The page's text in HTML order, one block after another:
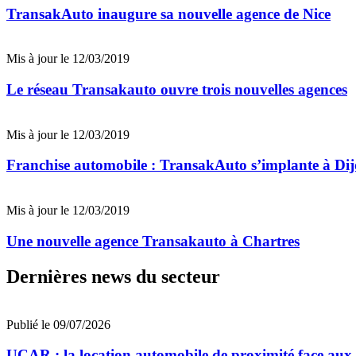
TransakAuto inaugure sa nouvelle agence de Nice
Mis à jour le 12/03/2019
Le réseau Transakauto ouvre trois nouvelles agences
Mis à jour le 12/03/2019
Franchise automobile : TransakAuto s’implante à
Mis à jour le 12/03/2019
Une nouvelle agence Transakauto à Chartres
Dernières news du secteur
Publié le 09/07/2026